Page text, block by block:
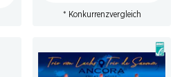
* Konkurrenzvergleich